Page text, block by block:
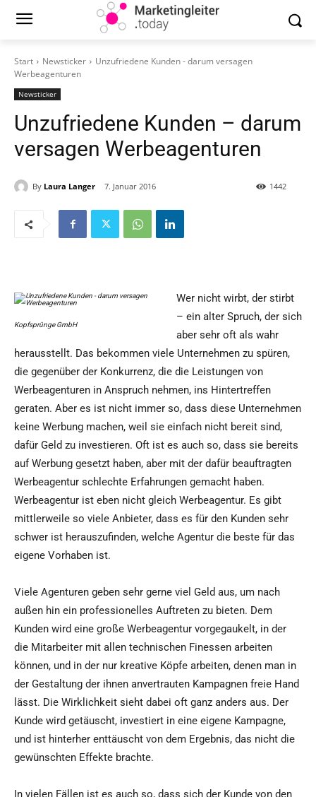
Start Newsticker
Unzufriedene Kunden - darum versagen
Werbeagenturen
Newsticker
Unzufriedene Kunden – darum
versagen Werbeagenturen
By Laura Langer 7. Januar 2016 1442
Kopfsprünge GmbH
Wer nicht wirbt, der stirbt
– ein alter Spruch, der sich
aber sehr oft als wahr
herausstellt. Das bekommen viele Unternehmen zu spüren,
die gegenüber der Konkurrenz, die die Leistungen von
Werbeagenturen in Anspruch nehmen, ins Hintertreffen
geraten. Aber es ist nicht immer so, dass diese Unternehmen
keine Werbung machen, weil sie einfach nicht bereit sind,
dafür Geld zu investieren. Oft ist es auch so, dass sie bereits
auf Werbung gesetzt haben, aber mit der dafür beauftragten
Werbeagentur schlechte Erfahrungen gemacht haben.
Werbeagentur ist eben nicht gleich Werbeagentur. Es gibt
mittlerweile so viele Anbieter, dass es für den Kunden sehr
schwer ist herauszufinden, welche Agentur die beste für das
eigene Vorhaben ist.
Viele Agenturen geben sehr gerne viel Geld aus, um nach
außen hin ein professionelles Auftreten zu bieten. Dem
Kunden wird eine große Werbeagentur vorgegaukelt, in der
die Mitarbeiter mit allen technischen Finessen arbeiten
können, und in der nur kreative Köpfe arbeiten, denen man in
der Gestaltung der ihnen anvertrauten Kampagnen freie Hand
lässt. Die Wirklichkeit sieht dabei oft ganz anders aus. Der
Kunde wird getäuscht, investiert in eine eigene Kampagne,
und ist hinterher enttäuscht von dem Ergebnis, das nicht die
gewünschten Effekte brachte.
In vielen Fällen ist es auch so, dass sich der Kunde von den